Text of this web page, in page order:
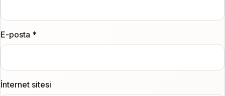
E-posta *
İnternet sitesi